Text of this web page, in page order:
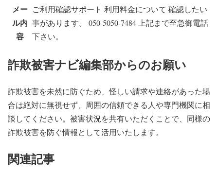
メー
ル内
容
ご利用確認サポート 利用料金について 確認したい
事があります。 050-5050-7484 上記まで至急御電話
下さい。
詐欺被害ナビ編集部からのお願い
詐欺被害を未然に防ぐため、怪しい請求や連絡があった場
合は絶対に無視せず、周囲の信頼できる人や専門機関に相
談してください。被害状況を共有いただくことで、同様の
詐欺被害を防ぐ情報として活用いたします。
関連記事